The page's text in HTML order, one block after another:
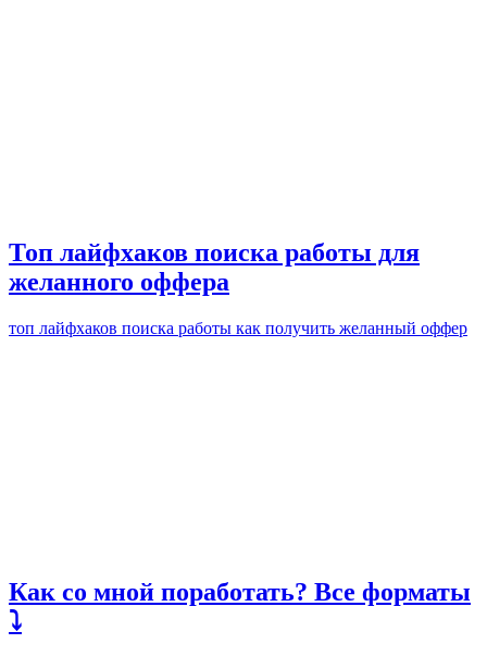
Топ лайфхаков поиска работы для
желанного оффера
топ лайфхаков поиска работы как получить желанный оффер
Как со мной поработать? Все форматы
⤵️